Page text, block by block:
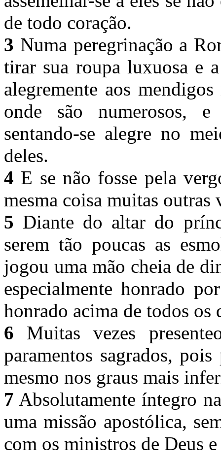
de todo coração.
3 Numa peregrinação a
tirar sua roupa luxuosa e
alegremente aos
onde são numerosos,
sentando-se alegre no
deles.
4 E se não fosse pela
mesma coisa muitas outras
5 Diante do altar do
serem tão poucas as
jogou uma mão cheia de
especialmente honrado
honrado acima de todos os
6 Muitas vezes
paramentos sagrados,
mesmo nos graus mais
7 Absolutamente íntegro
uma missão apostólica,
com os ministros de Deus